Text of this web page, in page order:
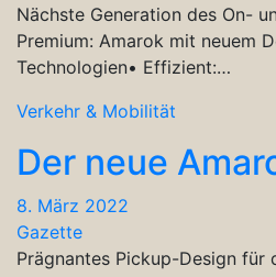
Nächste Generation des On-
Premium: Amarok mit neuem
Technologien• Effizient:…
Verkehr & Mobilität
Der neue
8. März 2022
Gazette
Prägnantes Pickup-Design für